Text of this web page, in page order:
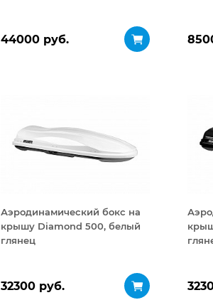
44000 руб.
Аэродинамический бокс на
крышу Diamond 500, белый
глянец
32300 руб.